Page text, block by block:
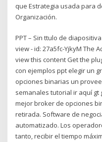
que Estrategia usada para
Organización.
PPT – Sin ttulo de
view - id: 27a5fc-YjkyM The
view this content Get the
con ejemplos ppt elegir un
opciones binarias un
semanales tutorial ir aquí gt
mejor broker de opciones
retirada. Software de
automatizado. Los
tanto, recibir el tiempo